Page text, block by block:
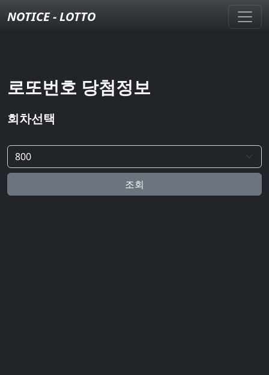
NOTICE - LOTTO
로또번호 당첨정보
회차선택
조회